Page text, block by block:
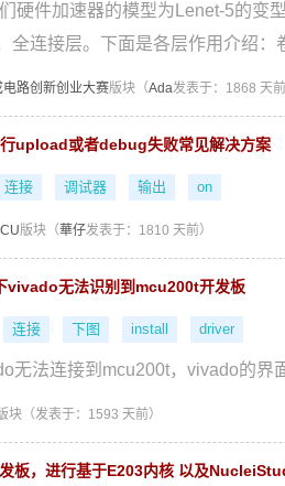
硬件加速器的模型为Lenet-5的变
全连接层。下面是各层作用介绍：
路创新创业大赛版块（Ada发表于：1868 天前
行upload或者debug失败常见解决方案
连接 调试器 输出 on
版块（華仔发表于：1810 天前）
vivado无法识别到mcu200t开发板
连接 下图 install driver
无法连接到mcu200t，vivado的
块（发表于：1593 天前）
发板，进行基于E203内核 以及